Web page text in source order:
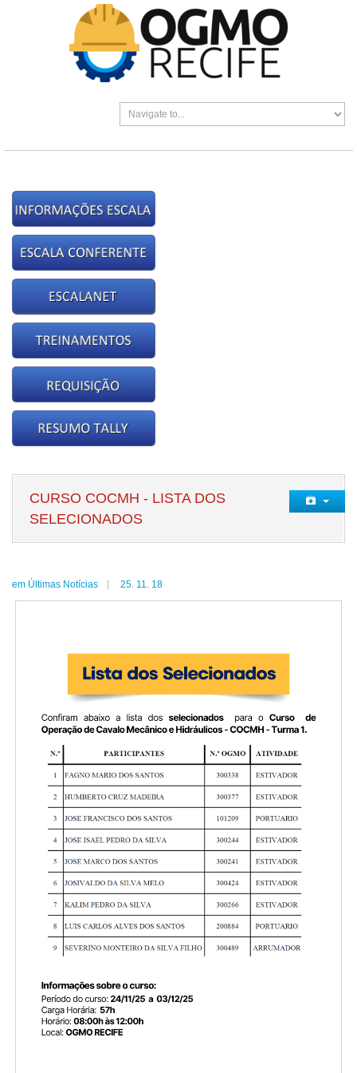
CURSO COCMH - LISTA DOS
SELECIONADOS
em Últimas Notícias 25. 11. 18